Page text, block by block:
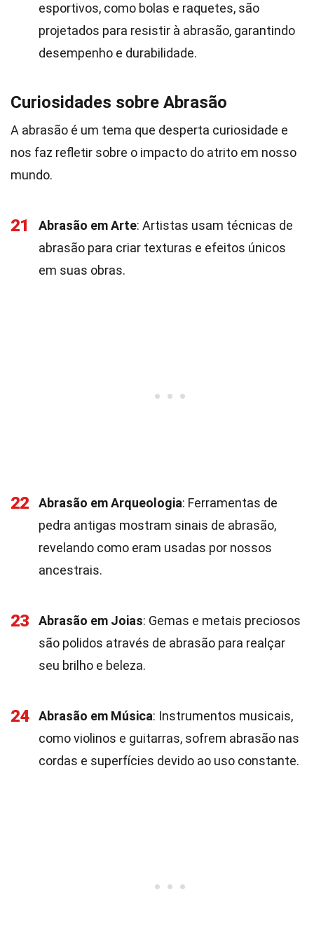
esportivos, como bolas e raquetes, são
projetados para resistir à abrasão, garantindo
desempenho e durabilidade.
Curiosidades sobre Abrasão
A abrasão é um tema que desperta curiosidade e
nos faz refletir sobre o impacto do atrito em nosso
mundo.
21 Abrasão em Arte: Artistas usam técnicas de
abrasão para criar texturas e efeitos únicos
em suas obras.
22 Abrasão em Arqueologia: Ferramentas de
pedra antigas mostram sinais de abrasão,
revelando como eram usadas por nossos
ancestrais.
23 Abrasão em Joias: Gemas e metais preciosos
são polidos através de abrasão para realçar
seu brilho e beleza.
24 Abrasão em Música: Instrumentos musicais,
como violinos e guitarras, sofrem abrasão nas
cordas e superfícies devido ao uso constante.